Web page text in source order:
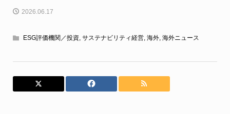
2026.06.17
ESG評価機関／投資, サステナビリティ経営, 海外, 海外ニュース